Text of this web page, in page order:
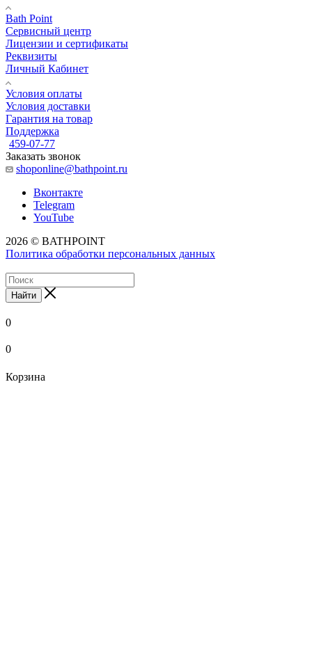
Bath Point
Сервисный центр
Лицензии и сертификаты
Реквизиты
Личный Кабинет
Условия оплаты
Условия доставки
Гарантия на товар
Поддержка
459-07-77
Заказать звонок
shoponline@bathpoint.ru
Вконтакте
Telegram
YouTube
2026 © BATHPOINT
Политика обработки персональных данных
Найти
0
0
Корзина